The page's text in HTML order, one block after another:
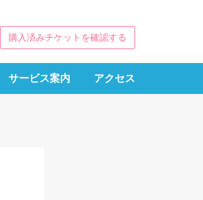
購入済みチケットを確認する
サービス案内 アクセス